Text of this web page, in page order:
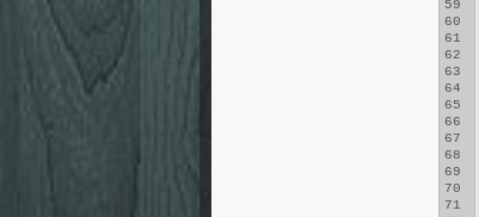
59
60
61
62
63
64
65
66
67
68
69
70
71